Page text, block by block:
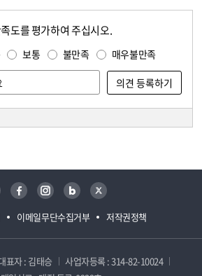
도를 평가하여 주십시오.
보통 불만족 매우불만족
이메일무단수집거부 저작권정책
페이스북 인스타그램 블로그 트위터
표자 : 김태승
사업자등록 : 314-82-10024